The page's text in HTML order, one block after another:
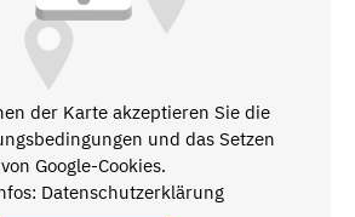
der Karte akzeptieren Sie die
und das Setzen
von Google-Cookies.
Datenschutzerklärung